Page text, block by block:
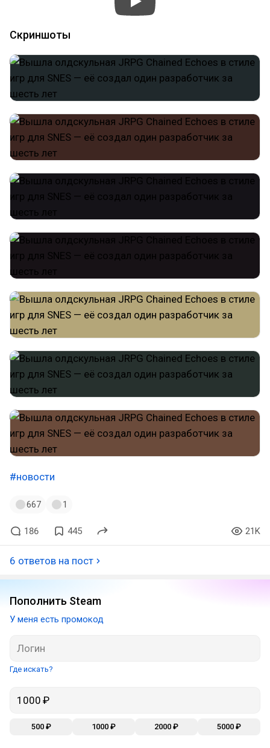
Скриншоты
#новости
667 1
186 445 21K
6 ответов на пост
Пополнить Steam
У меня есть промокод
Где искать?
500 ₽ 1000 ₽ 2000 ₽ 5000 ₽